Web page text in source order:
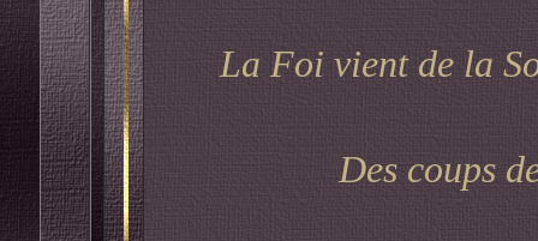
La Foi vient de la
Des coups